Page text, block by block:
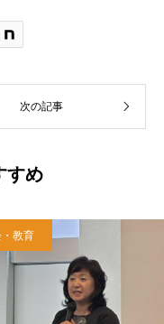
次の記事
すめ
教育